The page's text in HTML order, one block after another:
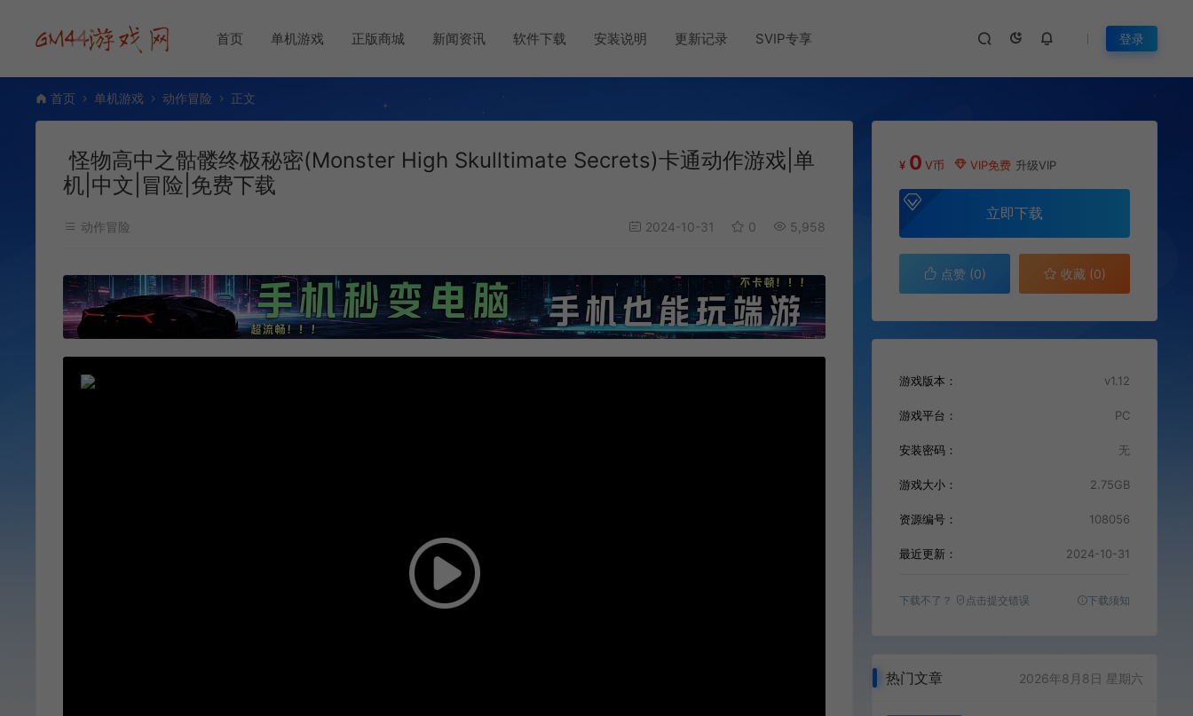
首页 单机游戏 正版商城 新闻资讯 软件下载 安装说明 更新记录 SVIP专享 登录
首页 单机游戏 动作冒险 正文
怪物高中之骷髅终极秘密(Monster High Skulltimate Secrets)卡通动作游戏|单
机|中文|冒险|免费下载
动作冒险 2024-10-31 0 5,958
¥ 0 V币 VIP免费 升级VIP
立即下载
点赞 (0) 收藏 (0)
游戏版本： v1.12
游戏平台： PC
安装密码： 无
游戏大小： 2.75GB
资源编号： 108056
最近更新： 2024-10-31
下载不了？ 点击提交错误 下载须知
热门文章 2026年8月8日 星期六